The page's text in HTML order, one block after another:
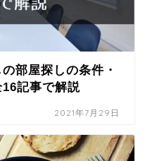
部屋探しの条件・
記事で解説
2021年7月29日